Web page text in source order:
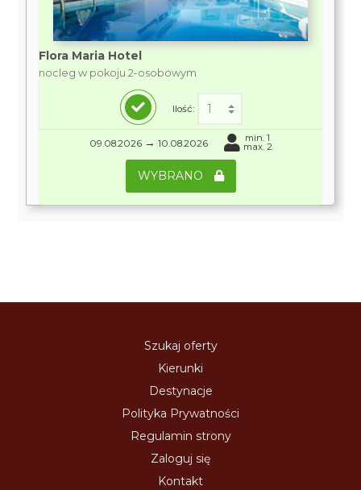
Flora Maria Hotel
nocleg w pokoju 2-osobowym
Ilość:
09.08.2026 → 10.08.2026 min. 1
max. 2
WYBRANO
Szukaj oferty
Kierunki
Destynacje
Polityka Prywatności
Regulamin strony
Zaloguj się
Kontakt